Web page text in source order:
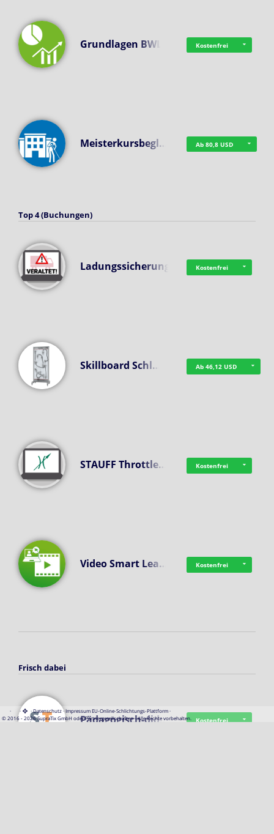
Grundlagen BWL Kostenfrei
Meisterkursbegl… Ab 80,8 USD
Top 4 (Buchungen)
Ladungssicherung Kostenfrei
Skillboard Schl… Ab 46,12 USD
STAUFF Throttle… Kostenfrei
Video Smart Lea… Kostenfrei
Frisch dabei
Pädagogisch-did… Kostenfrei
· · ·Datenschutz·Impressum EU-Online-Schlichtungs-Plattform·
© 2016 - 2026 SupraTix GmbH oder Partnergesellschaften - Alle Rechte vorbehalten.